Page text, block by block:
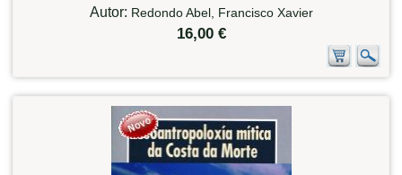
Autor: Redondo Abel, Francisco Xavier
16,00 €